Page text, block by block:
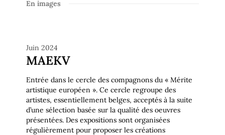
En images
Juin 2024
MAEKV
Entrée dans le cercle des compagnons du « Mérite
artistique européen ». Ce cercle regroupe des
artistes, essentiellement belges, acceptés à la suite
d’une sélection basée sur la qualité des oeuvres
présentées. Des expositions sont organisées
régulièrement pour proposer les créations